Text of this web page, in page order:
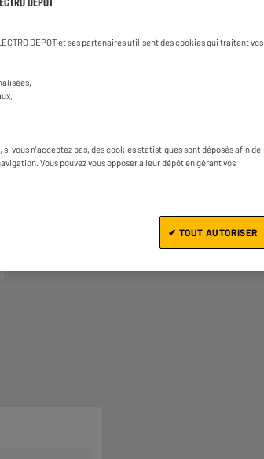
page.
Ajouter au panier
DEPOT et ses partenaires utilisent des cookies qui traitent vos
vous n'acceptez pas, des cookies statistiques sont déposés afin de
Vous pouvez vous opposer à leur dépôt en gérant vos
✔ TOUT AUTORISER